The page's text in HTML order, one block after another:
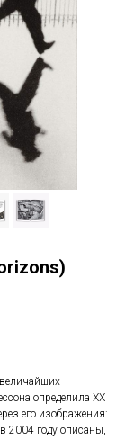
определила ХХ
его изображения:
2004 году описаны,